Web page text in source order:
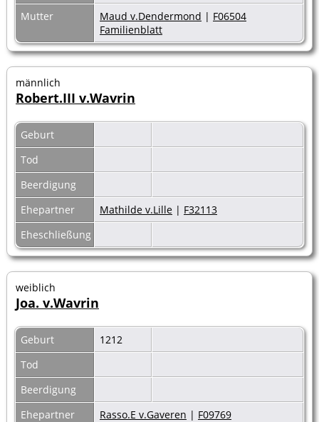
Mutter
Maud v.Dendermond | F06504
Familienblatt
männlich
Robert.III v.Wavrin
Geburt
Tod
Beerdigung
Ehepartner
Mathilde v.Lille | F32113
Eheschließung
weiblich
Joa. v.Wavrin
Geburt
1212
Tod
Beerdigung
Ehepartner
Rasso.E v.Gaveren | F09769